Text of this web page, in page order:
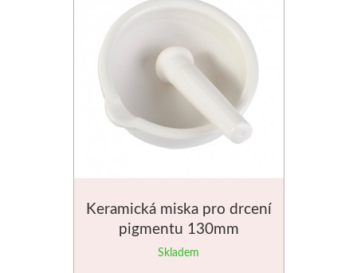
Keramická miska pro drcení
pigmentu 130mm
Skladem